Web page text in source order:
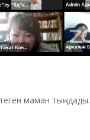
маман тыңдады.